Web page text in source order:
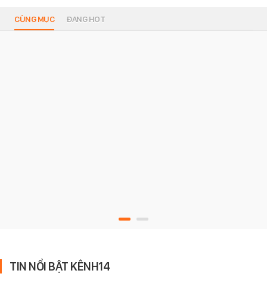
CÙNG MỤC ĐANG HOT
TIN NỔI BẬT KÊNH14